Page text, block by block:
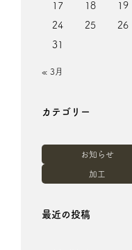
17
18 19
24
25 26
31
« 3月
カテゴリー
お知らせ
加工
最近の投稿